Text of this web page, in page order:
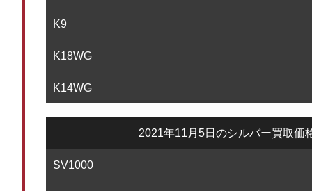
K9
K18WG
K14WG
2021年11月5日のシルバー買取価
SV1000